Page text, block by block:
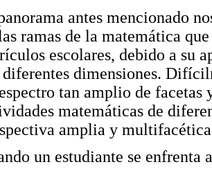
antes mencionado
ramas de la matemática
escolares, debido a su
diferentes dimensiones.
tan amplio de
matemáticas de
amplia y
un estudiante se enfrenta